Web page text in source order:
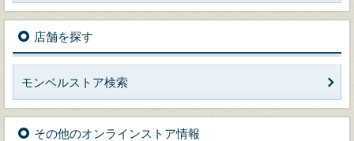
店舗を探す
モンベルストア検索
その他のオンラインストア情報